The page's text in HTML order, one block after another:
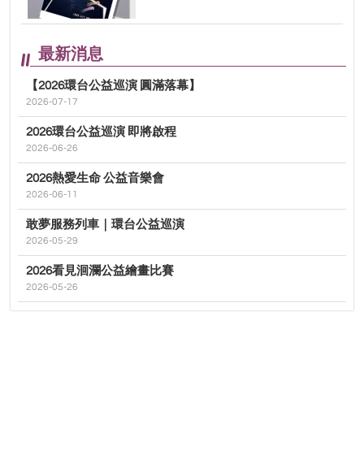
最新消息
【2026環台公益巡演 圓滿落幕】
2026-07-17
2026環台公益巡演 即將啟程
2026-06-26
2026熱愛生命 公益音樂會
2026-06-11
敢夢服務列車｜環台公益巡演
2026-05-29
2026看見洄瀾公益繪畫比賽
2026-05-26